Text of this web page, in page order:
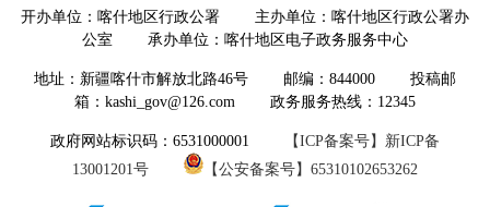
29.喀什国际博览中心
106.
30.中国共产党新疆维吾尔自治区喀什地区委员会党校
31.喀什市人民检察院
108.
32.莎车县人民检察院
33.疏勒县人民检察院
34.疏附县人民检察院
开办单位：喀什地区行政公署 主办单位：喀什地区行政公署办
公室 承办单位：喀什地区电子政务服务中心
地址：新疆喀什市解放北路46号 邮编：844000 投稿邮
箱：kashi_gov@126.com 政务服务热线：12345
政府网站标识码：6531000001
【ICP备案号】新ICP备
13001201号
【公安备案号】65310102653262